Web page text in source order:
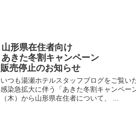
山形県在住者向け
あきた冬割キャンペーン
販売停止のお知らせ
いつも湯瀬ホテルスタッフブログをご覧い
感染急拡大に伴う「あきた冬割キャンペー
（木）から山形県在住者について、 ...